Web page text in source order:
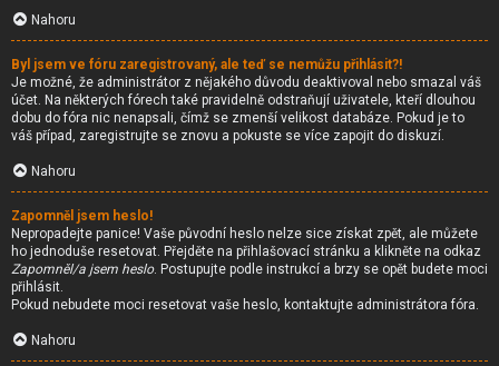
Nahoru
Byl jsem ve fóru zaregistrovaný, ale teď se nemůžu přihlásit?!
Je možné, že administrátor z nějakého důvodu deaktivoval nebo smazal váš
účet. Na některých fórech také pravidelně odstraňují uživatele, kteří dlouhou
dobu do fóra nic nenapsali, čímž se zmenší velikost databáze. Pokud je to
váš případ, zaregistrujte se znovu a pokuste se více zapojit do diskuzí.
Nahoru
Zapomněl jsem heslo!
Nepropadejte panice! Vaše původní heslo nelze sice získat zpět, ale můžete
ho jednoduše resetovat. Přejděte na přihlašovací stránku a klikněte na odkaz
Zapomněl/a jsem heslo. Postupujte podle instrukcí a brzy se opět budete moci
přihlásit.
Pokud nebudete moci resetovat vaše heslo, kontaktujte administrátora fóra.
Nahoru